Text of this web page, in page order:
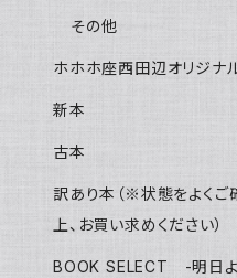
その他
ホホホ座西田辺オリジナ
新本
古本
訳あり本（※状態をよくご
上、お買い求めください）
BOOK SELECT -明日